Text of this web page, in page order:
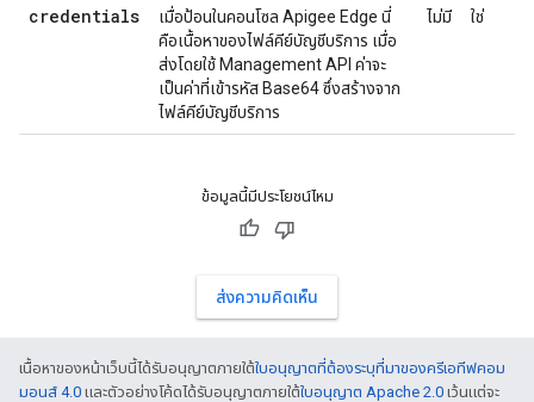
credentials
เมื่อป้อนในคอนโซล Apigee Edge นี่
คือเนื้อหาของไฟล์คีย์บัญชีบริการ เมื่อ
ส่งโดยใช้ Management API ค่าจะ
เป็นค่าที่เข้ารหัส Base64 ซึ่งสร้างจาก
ไฟล์คีย์บัญชีบริการ
ไม่มี ใช่
ข้อมูลนี้มีประโยชน์ไหม
ส่งความคิดเห็น
เนื้อหาของหน้าเว็บนี้ได้รับอนุญาตภายใต้ใบอนุญาตที่ต้องระบุที่มาของครีเอทีฟคอม
มอนส์ 4.0 และตัวอย่างโค้ดได้รับอนุญาตภายใต้ใบอนุญาต Apache 2.0 เว้นแต่จะ